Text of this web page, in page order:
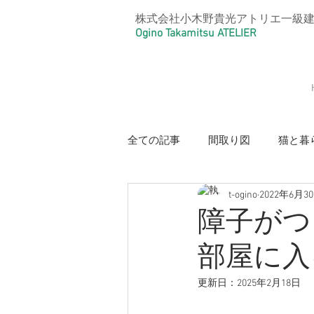
株式会社小木野貴光アトリエ一級
Ogino Takamitsu ATELIER
全ての記事 間取り図 猫と暮
【光と風のリノベーション住宅
【本と猫の家・好きを大事にし
障子が
部屋に
t-ogino 2022年6月
更新日： 2025年2月18日